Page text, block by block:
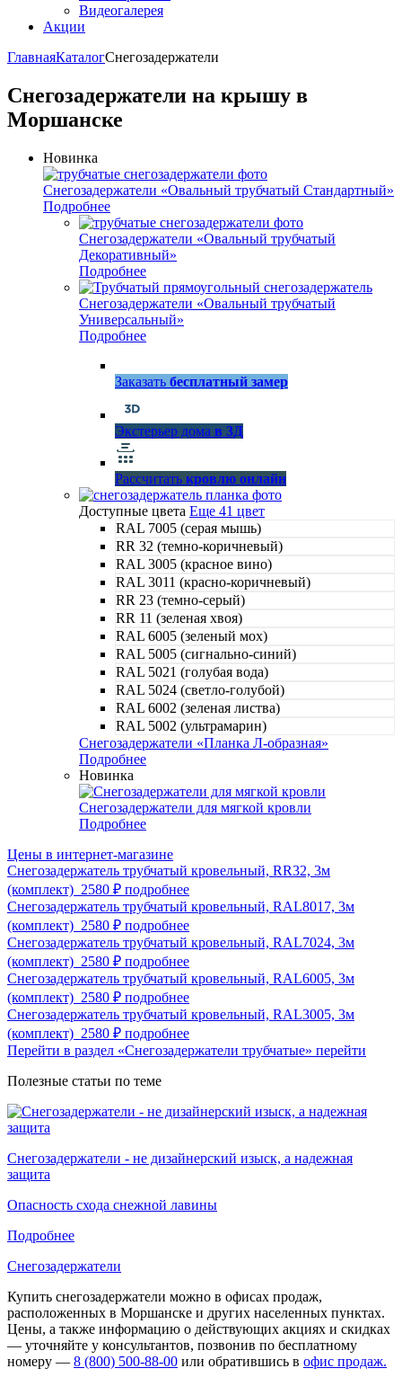
Видеогалерея
Акции
ГлавнаяКаталогСнегозадержатели
Снегозадержатели на крышу в
Моршанске
Новинка
Снегозадержатели «Овальный трубчатый Стандартный»
Подробнее
Снегозадержатели «Овальный трубчатый
Декоративный»
Подробнее
Снегозадержатели «Овальный трубчатый
Универсальный»
Подробнее
Заказать бесплатный замер
Экстерьер дома в 3Д
Рассчитать кровлю онлайн
Доступные цвета Еще 41 цвет
RAL 7005 (серая мышь)
RR 32 (темно-коричневый)
RAL 3005 (красное вино)
RAL 3011 (красно-коричневый)
RR 23 (темно-серый)
RR 11 (зеленая хвоя)
RAL 6005 (зеленый мох)
RAL 5005 (сигнально-синий)
RAL 5021 (голубая вода)
RAL 5024 (светло-голубой)
RAL 6002 (зеленая листва)
RAL 5002 (ультрамарин)
Снегозадержатели «Планка Л-образная»
Подробнее
Новинка
Снегозадержатели для мягкой кровли
Подробнее
Цены в интернет-магазине
Снегозадержатель трубчатый кровельный, RR32, 3м
(комплект) 2580 ₽ подробнее
Снегозадержатель трубчатый кровельный, RAL8017, 3м
(комплект) 2580 ₽ подробнее
Снегозадержатель трубчатый кровельный, RAL7024, 3м
(комплект) 2580 ₽ подробнее
Снегозадержатель трубчатый кровельный, RAL6005, 3м
(комплект) 2580 ₽ подробнее
Снегозадержатель трубчатый кровельный, RAL3005, 3м
(комплект) 2580 ₽ подробнее
Перейти в раздел «Снегозадержатели трубчатые» перейти
Полезные статьи по теме
Снегозадержатели - не дизайнерский изыск, а надежная
защита
Опасность схода снежной лавины
Подробнее
Снегозадержатели
Купить снегозадержатели можно в офисах продаж,
расположенных в Моршанске и других населенных пунктах.
Цены, а также информацию о действующих акциях и скидках
— уточняйте у консультантов, позвонив по бесплатному
номеру — 8 (800) 500-88-00 или обратившись в офис продаж.